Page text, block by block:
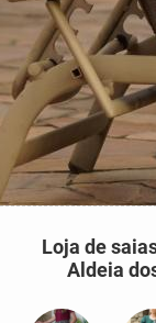
Loja de
Aldeia